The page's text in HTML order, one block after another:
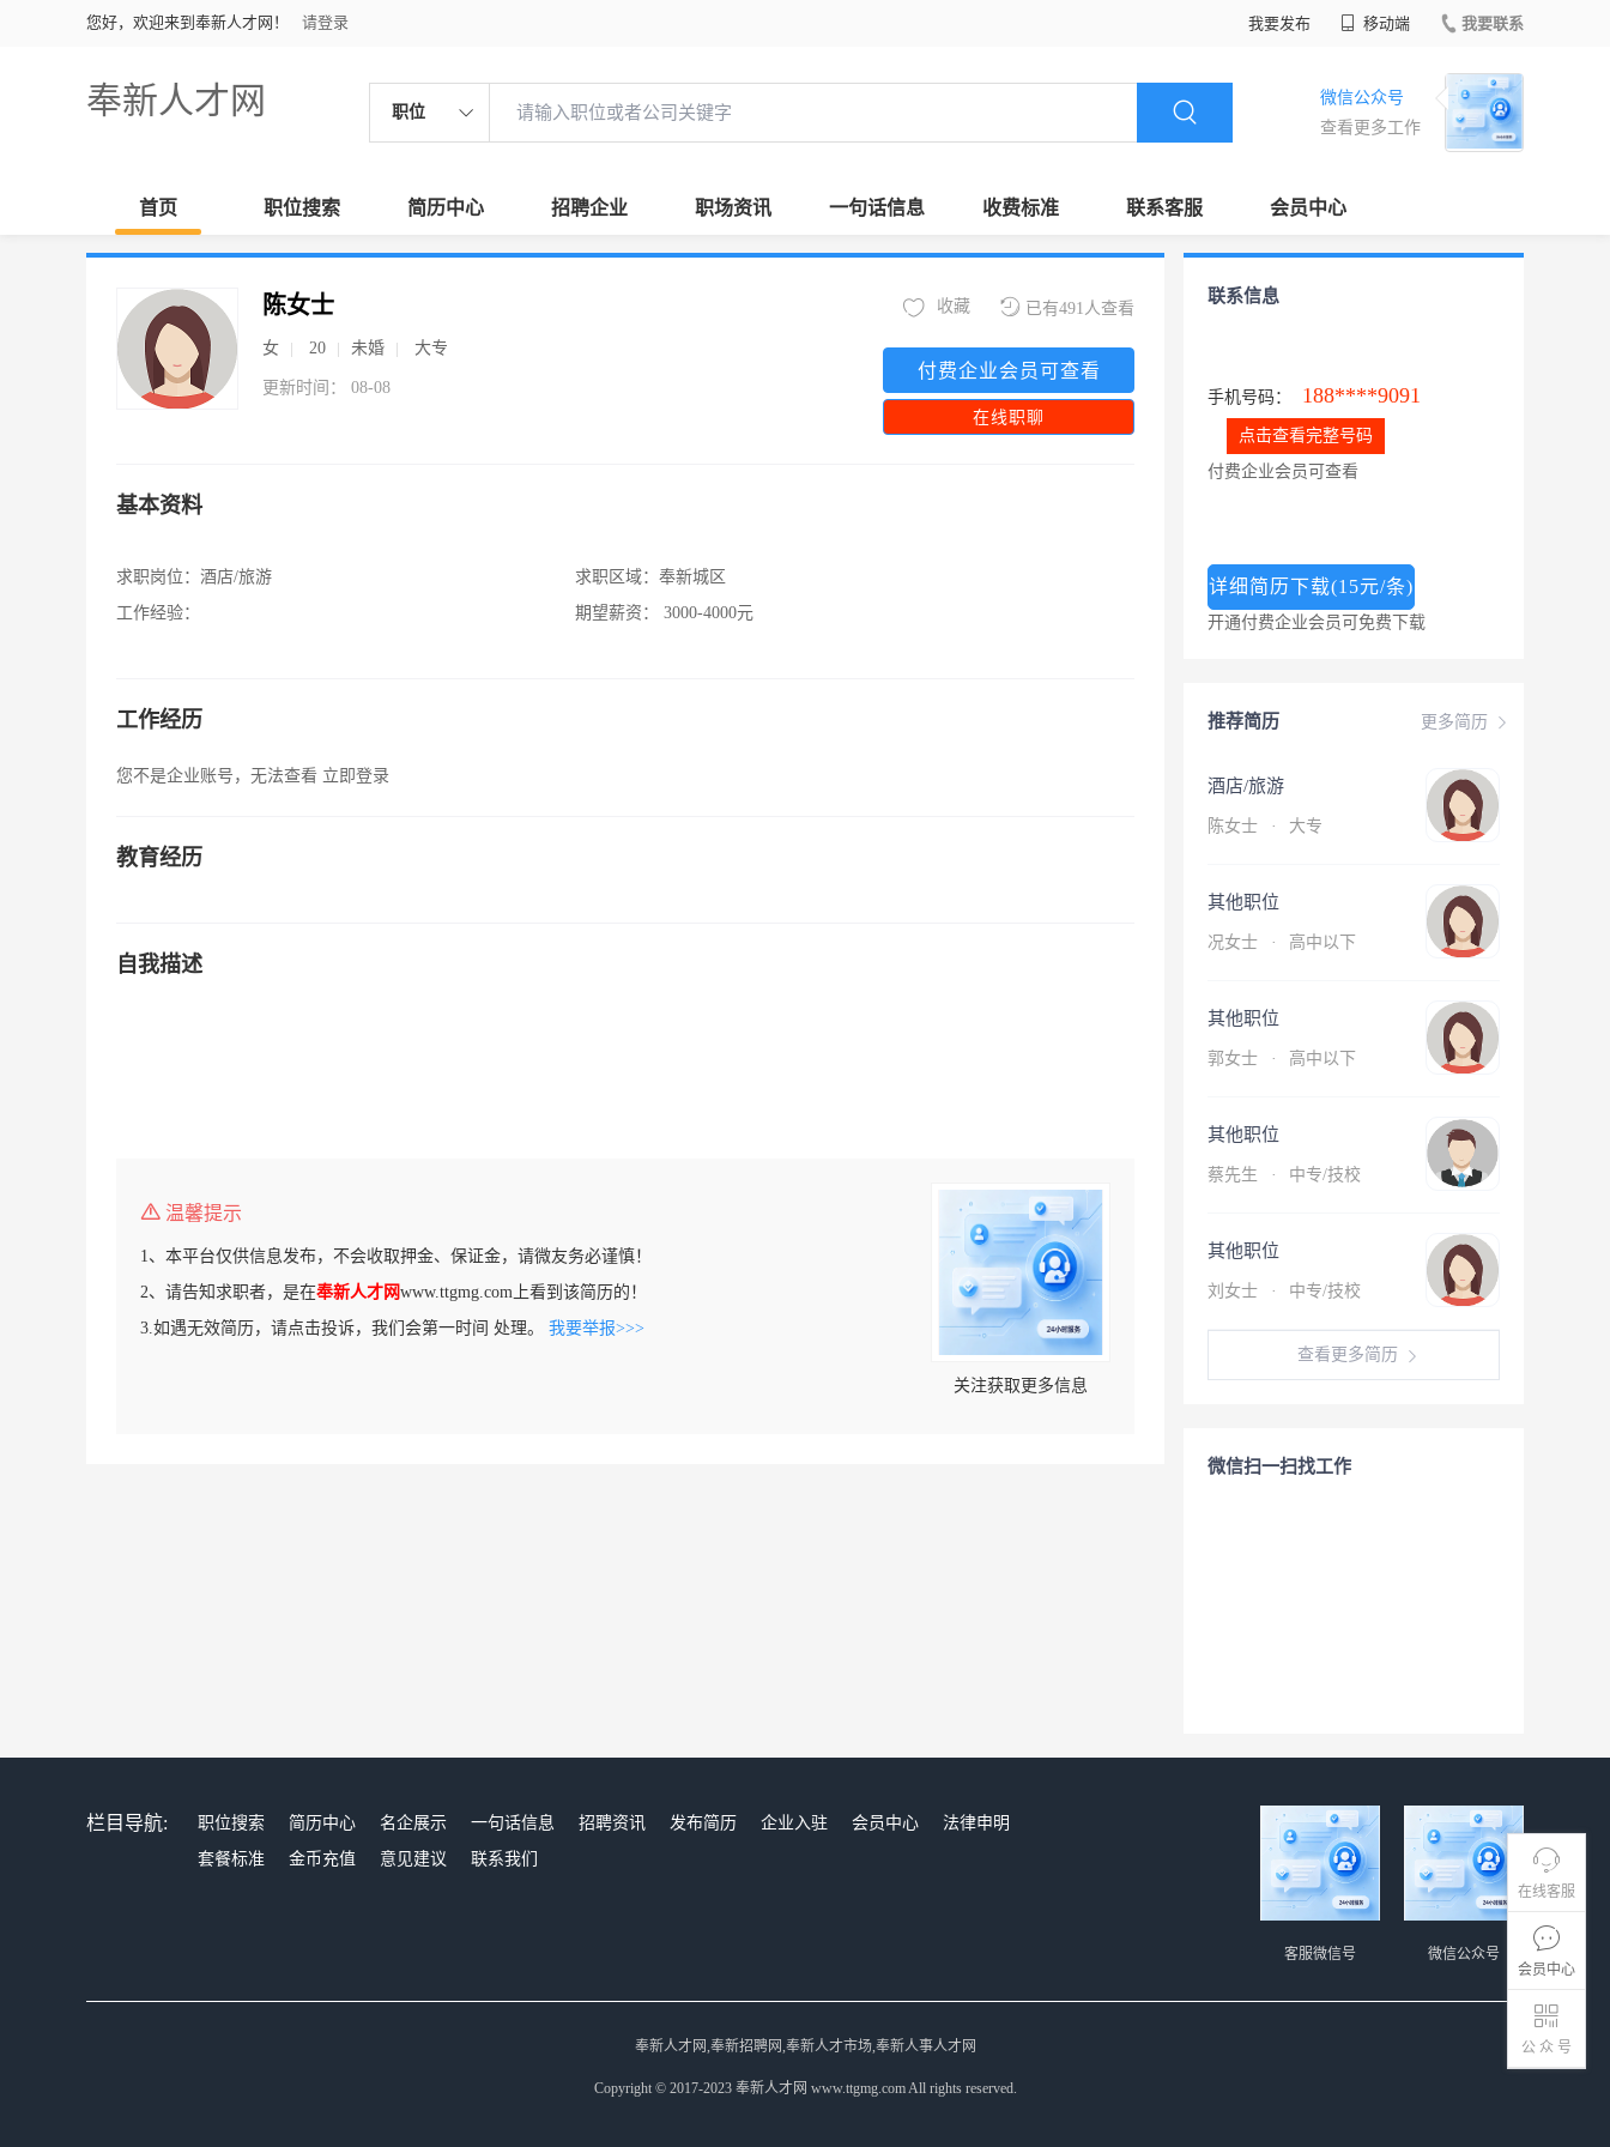
您好，欢迎来到奉新人才网！ 请登录 我要发布 移动端 我要联系
奉新人才网 职位
微信公众号
查看更多工作
首页 职位搜索 简历中心 招聘企业 职场资讯 一句话信息 收费标准 联系客服 会员中心
在线客服
会员中心
公 众 号
陈女士
女 20 未婚 大专
更新时间： 08-08
已有491人查看
收藏
付费企业会员可查看
在线职聊
基本资料
求职岗位： 酒店/旅游
工作经验：
求职区域： 奉新城区
期望薪资：
3000-4000元
工作经历
您不是企业账号，无法查看 立即登录
教育经历
自我描述
温馨提示
1、本平台仅供信息发布，不会收取押金、保证金，请微友务必谨慎！
2、请告知求职者，是在奉新人才网www.ttgmg.com上看到该简历的！
3.如遇无效简历，请点击投诉，我们会第一时间 处理。 我要举报>>>
关注获取更多信息
联系信息
手机号码： 188****9091
点击查看完整号码
付费企业会员可查看
详细简历下载(15元/条)
开通付费企业会员可免费下载
更多简历
推荐简历
酒店/旅游
陈女士 · 大专
其他职位
况女士 · 高中以下
其他职位
郭女士 · 高中以下
其他职位
蔡先生 · 中专/技校
其他职位
刘女士 · 中专/技校
查看更多简历
微信扫一扫找工作
栏目导航: 职位搜索 简历中心 名企展示 一句话信息 招聘资讯 发布简历 企业入驻 会员中心
法律申明
套餐标准
金币充值 意见建议 联系我们
微信公众号
客服微信号
奉新人才网,奉新招聘网,奉新人才市场,奉新人事人才网
Copyright © 2017-2023 奉新人才网 www.ttgmg.com All rights reserved.